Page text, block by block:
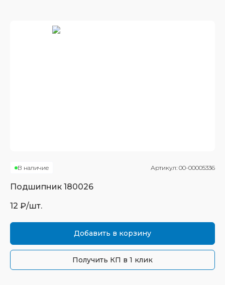
В наличие Артикул: 00-00005336
Подшипник 180026
12 ₽/шт.
Добавить в корзину
Получить КП в 1 клик